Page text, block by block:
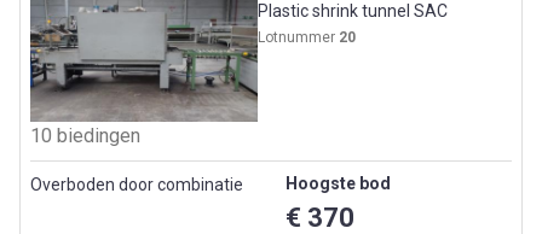
Plastic shrink tunnel SAC
Lotnummer 20
10 biedingen
Overboden door combinatie Hoogste bod
€ 370